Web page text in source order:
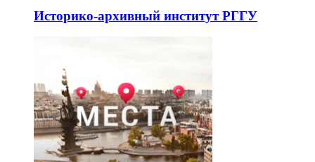
Историко-архивный институт РГГУ